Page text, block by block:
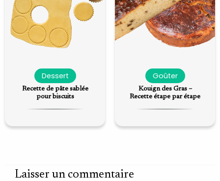
Dessert
Recette de pâte sablée
pour biscuits
Goûter
Kouign des Gras –
Recette étape par étape
Laisser un commentaire